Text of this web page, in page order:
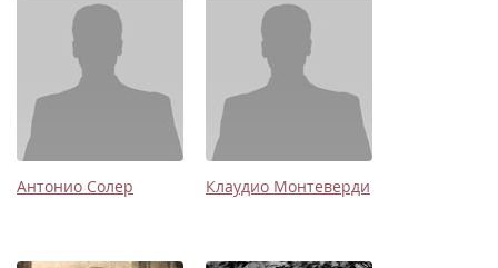
Антонио Солер Клаудио Монтеверди